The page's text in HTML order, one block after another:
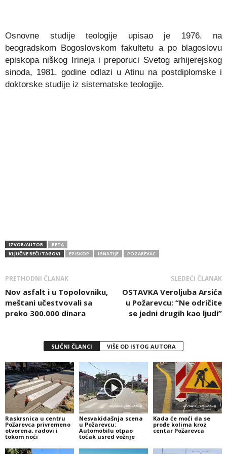
Osnovne studije teologije upisao je 1976. na
beogradskom Bogoslovskom fakultetu a po blagoslovu
episkopa niškog Irineja i preporuci Svetog arhijerejskog
sinoda, 1981. godine odlazi u Atinu na postdiplomske i
doktorske studije iz sistematske teologije.
IZVOR/AUTOR
BETA
KLJUČNE REČI/TAGOVI
EPISKOP IGNATIJE POZAREVAC
PRETHODNI ČLANAK
Nov asfalt i u Topolovniku,
meštani učestvovali sa
preko 300.000 dinara
SLEDEĆI ČLANAK
OSTAVKA Veroljuba Arsića
u Požarevcu: “Ne odričite
se jedni drugih kao ljudi”
SLIČNI ČLANCI VIŠE OD ISTOG AUTORA
Raskrsnica u centru
Požarevca privremeno
otvorena, radovi i
tokom noći
Nesvakidašnja scena
u Požarevcu:
Automobilu otpao
točak usred vožnje
Kada će moći da se
prođe kolima kroz
centar Požarevca